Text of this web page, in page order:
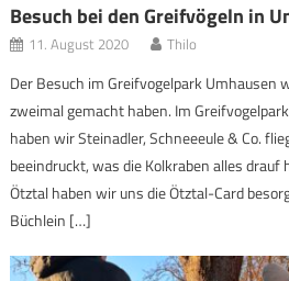
Besuch bei den Greifvögeln in
11. August 2020 Thilo
Der Besuch im Greifvogelpark Umhausen
zweimal gemacht haben. Im
haben wir Steinadler, Schneeeule & Co.
beeindruckt, was die Kolkraben alles
Ötztal haben wir uns die Ötztal-Card
Büchlein […]